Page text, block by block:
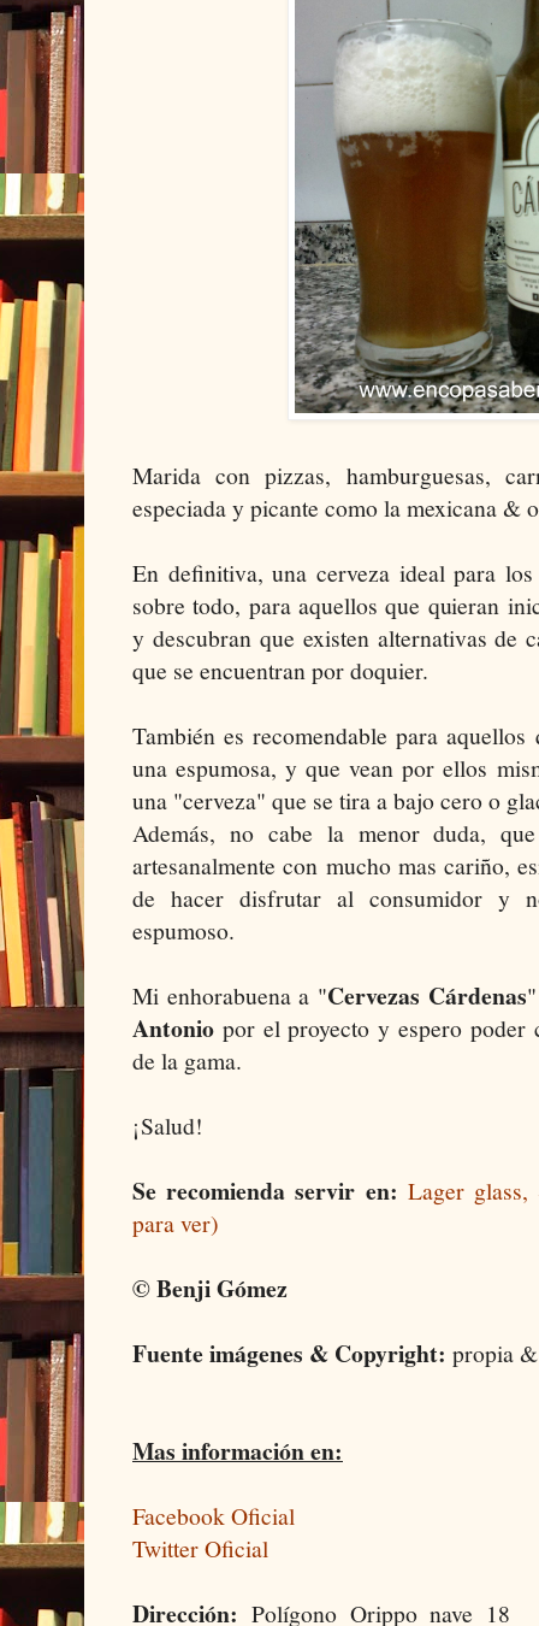
Marida con pizzas, hamburguesas,
especiada y picante como la mexicana &
En definitiva, una cerveza ideal para
sobre todo, para aquellos que quieran
y descubran que existen alternativas de
que se encuentran por doquier.
También es recomendable para
una espumosa, y que vean por ellos
una "cerveza" que se tira a bajo cero o
Además, no cabe la menor duda,
artesanalmente con mucho mas cariño,
de hacer disfrutar al consumidor y
espumoso.
Mi enhorabuena a "Cervezas Cárdenas
Antonio por el proyecto y espero poder
de la gama.
¡Salud!
Se recomienda servir en: Lager
para ver)
© Benji Gómez
Fuente imágenes & Copyright: propia
Mas información en:
Facebook Oficial
Twitter Oficial
Dirección: Polígono Orippo nave 18